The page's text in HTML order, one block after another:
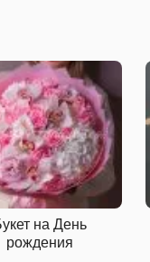
на День
рождения